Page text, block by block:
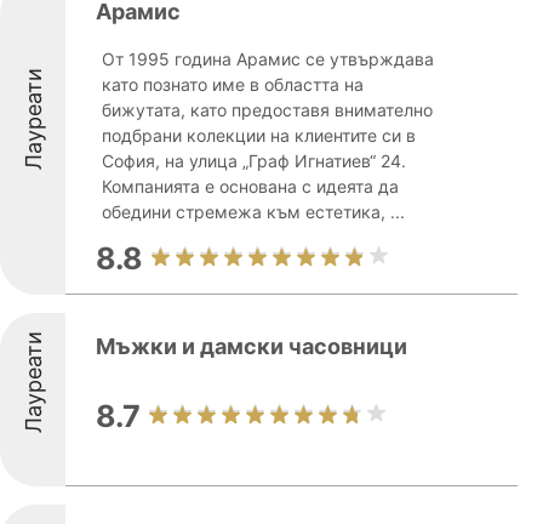
Лауреати
Арамис
От 1995 година Арамис се утвърждава
като познато име в областта на
бижутата, като предоставя внимателно
подбрани колекции на клиентите си в
София, на улица „Граф Игнатиев“ 24.
Компанията е основана с идеята да
обедини стремежа към естетика, ...
8.8
Лауреати Мъжки и дамски часовници
8.7